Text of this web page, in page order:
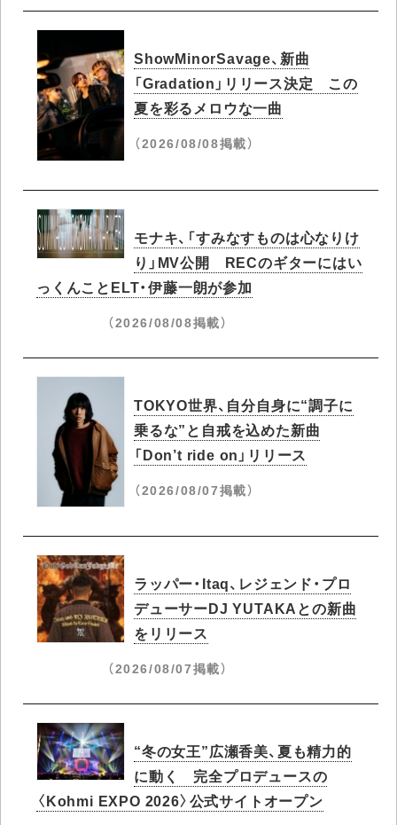
ShowMinorSavage、新曲
「Gradation」リリース決定 この
夏を彩るメロウな一曲
（2026/08/08掲載）
モナキ、「すみなすものは心なりけ
り」MV公開 RECのギターにはい
っくんことELT・伊藤一朗が参加
（2026/08/08掲載）
TOKYO世界、自分自身に“調子に
乗るな”と自戒を込めた新曲
「Don’t ride on」リリース
（2026/08/07掲載）
ラッパー・Itaq、レジェンド・プロ
デューサーDJ YUTAKAとの新曲
をリリース
（2026/08/07掲載）
“冬の女王”広瀬香美、夏も精力的
に動く 完全プロデュースの
〈Kohmi EXPO 2026〉公式サイトオープン